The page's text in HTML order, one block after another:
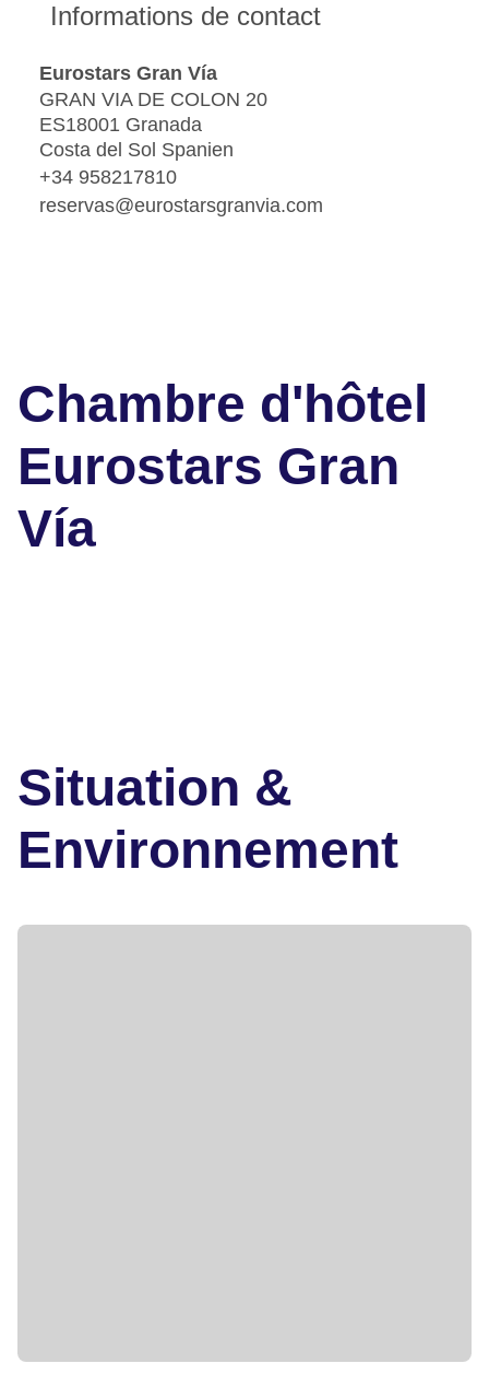
Informations de contact
Eurostars Gran Vía
GRAN VIA DE COLON 20
ES18001 Granada
Costa del Sol Spanien
+34 958217810
reservas@eurostarsgranvia.com
Chambre d'hôtel
Eurostars Gran
Vía
Situation &
Environnement